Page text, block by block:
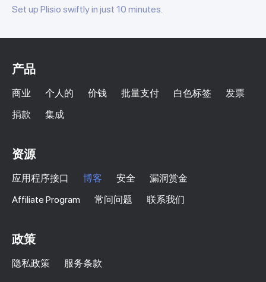
Set up Plisio swiftly in just 10 minutes.
产品
商业 个人的 价钱 批量支付 白色标签
发票
捐款
集成
资源
应用程序接口 博客 安全
漏洞赏金
Affiliate Program
常问问题 联系我们
政策
隐私政策 服务条款